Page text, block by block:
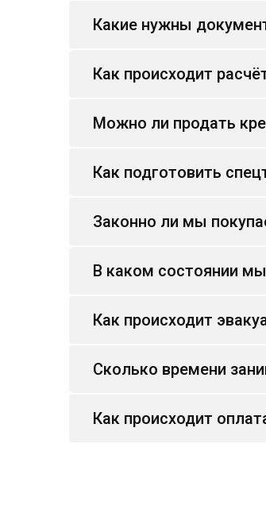
Какие нужны
Как происходит
Можно ли продать
Как подготовить
Законно ли мы
В каком состоянии
Как происходит
Сколько времени
Как происходит